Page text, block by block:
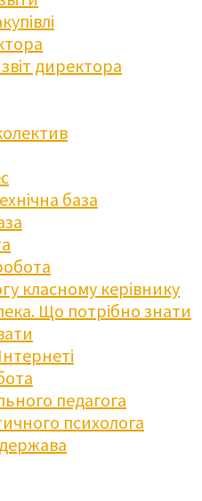
директора
база
класному керівнику
Що потрібно знати
педагога
психолога